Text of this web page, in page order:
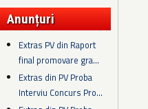
Anunțuri
Extras PV din Raport
final promovare gra...
Extras din PV Proba
Interviu Concurs Pro...